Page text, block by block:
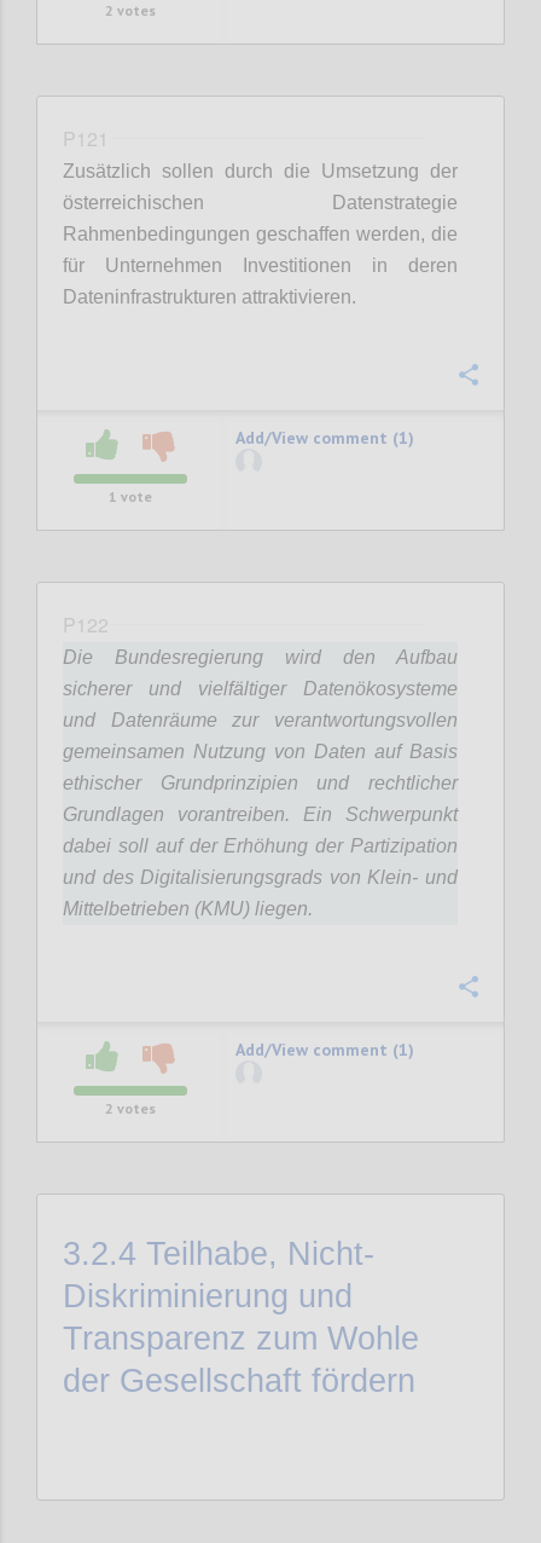
2 votes
P121
Zusätzlich sollen durch die Umsetzung der
österreichischen Datenstrategie
Rahmenbedingungen geschaffen werden, die
für Unternehmen Investitionen in deren
Dateninfrastrukturen attraktivieren.
1 vote
Add/View comment (1)
P122
Die Bundesregierung wird den Aufbau
sicherer und vielfältiger Datenökosysteme
und Datenräume zur verantwortungsvollen
gemeinsamen Nutzung von Daten auf Basis
ethischer Grundprinzipien und rechtlicher
Grundlagen vorantreiben. Ein Schwerpunkt
dabei soll auf der Erhöhung der Partizipation
und des Digitalisierungsgrads von Klein- und
Mittelbetrieben (KMU) liegen.
2 votes
Add/View comment (1)
3.2.4 Teilhabe, Nicht-
Diskriminierung und
Transparenz zum Wohle
der Gesellschaft fördern